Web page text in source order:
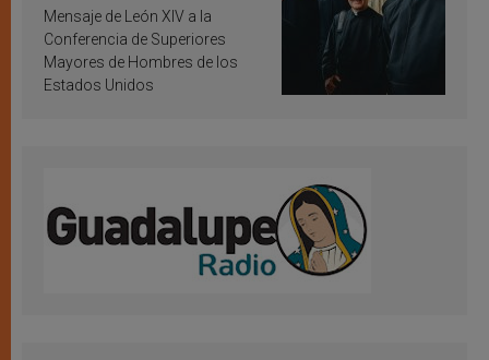
inspiración y santificación
Mensaje de León XIV a la
Conferencia de Superiores
Mayores de Hombres de los
Estados Unidos